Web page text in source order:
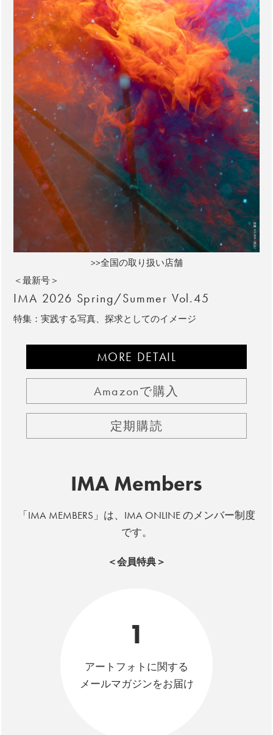
>>全国の取り扱い店舗
＜最新号＞
IMA 2026 Spring/Summer Vol.45
特集：実践する写真、探求としてのイメージ
MORE DETAIL
Amazonで購入
定期購読
IMA Members
「IMA MEMBERS」は、IMA ONLINE のメンバー制度
です。
＜会員特典＞
1
アートフォトに関する
メールマガジンをお届け